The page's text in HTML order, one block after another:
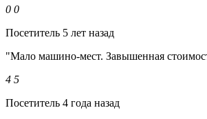
0 0
Посетитель 5 лет назад
"Мало машино-мест. Завышенная
4 5
Посетитель 4 года назад